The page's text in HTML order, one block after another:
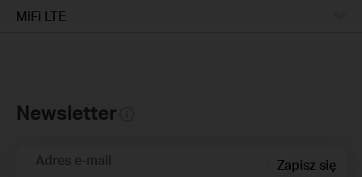
MiFi LTE
Newsletter
Adres e-mail Zapisz się